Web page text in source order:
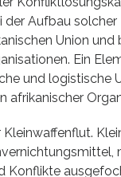
der Aufbau
Union und
Ein
und logistische
afrikanischer
Konflikte